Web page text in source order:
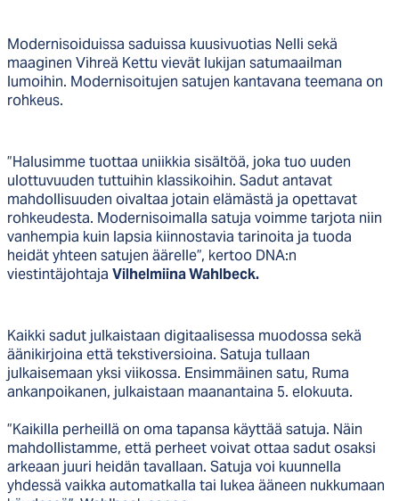
Modernisoiduissa saduissa kuusivuotias Nelli sekä
maaginen Vihreä Kettu vievät lukijan satumaailman
lumoihin. Modernisoitujen satujen kantavana teemana on
rohkeus.
”Halusimme tuottaa uniikkia sisältöä, joka tuo uuden
ulottuvuuden tuttuihin klassikoihin. Sadut antavat
mahdollisuuden oivaltaa jotain elämästä ja opettavat
rohkeudesta. Modernisoimalla satuja voimme tarjota niin
vanhempia kuin lapsia kiinnostavia tarinoita ja tuoda
heidät yhteen satujen äärelle”, kertoo DNA:n
viestintäjohtaja Vilhelmiina Wahlbeck.
Kaikki sadut julkaistaan digitaalisessa muodossa sekä
äänikirjoina että tekstiversioina. Satuja tullaan
julkaisemaan yksi viikossa. Ensimmäinen satu, Ruma
ankanpoikanen, julkaistaan maanantaina 5. elokuuta.
”Kaikilla perheillä on oma tapansa käyttää satuja. Näin
mahdollistamme, että perheet voivat ottaa sadut osaksi
arkeaan juuri heidän tavallaan. Satuja voi kuunnella
yhdessä vaikka automatkalla tai lukea ääneen nukkumaan